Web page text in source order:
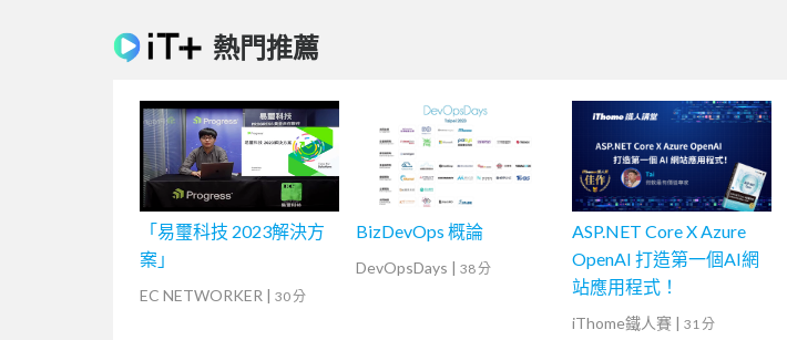
熱門推薦
「易璽科技 2023解決方
案」
EC NETWORKER | 30 分
BizDevOps 概論
DevOpsDays | 38 分
ASP.NET Core X Azure
OpenAI 打造第一個AI網
站應用程式！
iThome鐵人賽 | 31 分